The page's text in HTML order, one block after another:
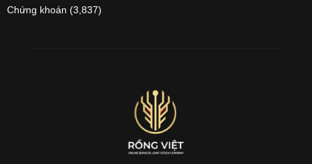
Chứng khoán (3,837)